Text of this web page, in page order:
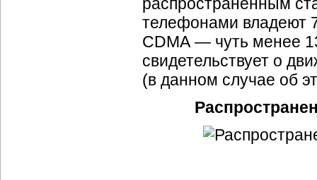
телефонами владеют
CDMA — чуть менее
свидетельствует о
(в данном случае об